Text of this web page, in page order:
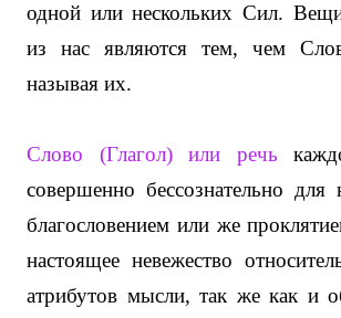
одной или нескольких Сил.
из нас являются тем, чем
называя их.
Слово (Глагол) или речь
совершенно бессознательно для
благословением или же
настоящее невежество
атрибутов мысли, так же как и